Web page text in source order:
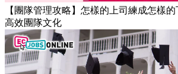
【職場健康】專家：9點前上班根本是折
返工時間(附打工仔抗疲勞攻略)